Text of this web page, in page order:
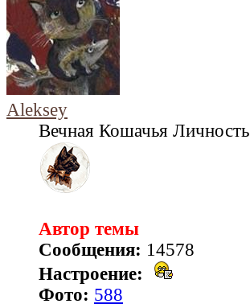
Aleksey
Вечная Кошачья Личность
Автор темы
Сообщения: 14578
Настроение:
Фото: 588